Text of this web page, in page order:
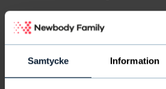
Samtycke Information
6 Tammikuu -
17 Huhtikuu - Kiirastorstai -